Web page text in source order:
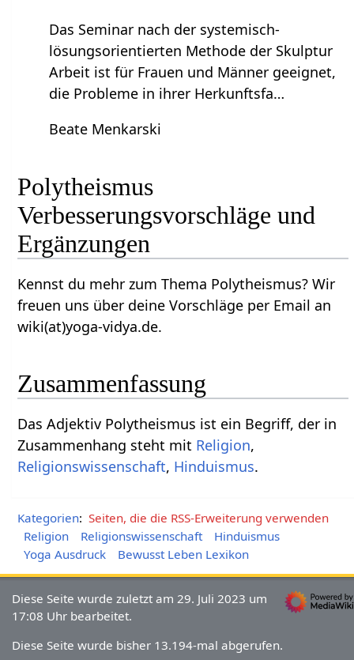
Das Seminar nach der systemisch-
lösungsorientierten Methode der Skulptur
Arbeit ist für Frauen und Männer geeignet,
die Probleme in ihrer Herkunftsfa…
Beate Menkarski
Polytheismus‏‎
Verbesserungsvorschläge und
Ergänzungen
Kennst du mehr zum Thema Polytheismus‏‎? Wir
freuen uns über deine Vorschläge per Email an
wiki(at)yoga-vidya.de.
Zusammenfassung
Das Adjektiv Polytheismus‏‎ ist ein Begriff, der in
Zusammenhang steht mit Religion,
Religionswissenschaft, Hinduismus.
Kategorien: Seiten, die die RSS-Erweiterung verwenden
Religion
Religionswissenschaft
Hinduismus
Yoga Ausdruck
Bewusst Leben Lexikon
Diese Seite wurde zuletzt am 29. Juli 2023 um
17:08 Uhr bearbeitet.
Diese Seite wurde bisher 13.194-mal abgerufen.